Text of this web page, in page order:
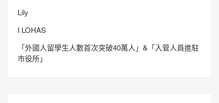
Lily
I LOHAS
「外國人留學生人數首次突破40萬人」&「入管人員進駐
市役所」